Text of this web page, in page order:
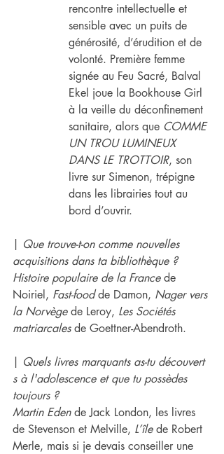
rencontre intellectuelle et
sensible avec un puits de
générosité, d’érudition et de
volonté. Première femme
signée au Feu Sacré, Balval
Ekel joue la Bookhouse Girl
à la veille du déconfinement
sanitaire, alors que COMME
UN TROU LUMINEUX
DANS LE TROTTOIR, son
livre sur Simenon, trépigne
dans les librairies tout au
bord d’ouvrir.
| Que trouve-t-on comme nouvelles
acquisitions dans ​ta bibliothèque ?
Histoire populaire de la France de
Noiriel, Fast-food de Damon, Nager vers
la Norvège de Leroy, Les Sociétés
matriarcales de Goettner-Abendroth.
| Quels livres marquants a​s-tu découver​​t​
s ​à l'adolescence et que ​tu possèdes
toujours ?
Martin Eden de Jack London, les livres
de Stevenson et Melville, L’île de Robert
Merle, mais si je devais conseiller une